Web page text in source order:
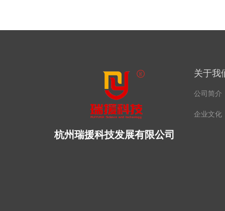
关于我
公司简介
企业文化
杭州瑞援科技发展有限公司